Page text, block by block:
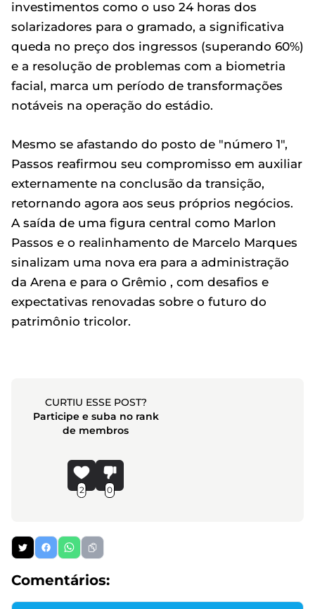
investimentos como o uso 24 horas dos
solarizadores para o gramado, a significativa
queda no preço dos ingressos (superando 60%)
e a resolução de problemas com a biometria
facial, marca um período de transformações
notáveis na operação do estádio.
Mesmo se afastando do posto de "número 1",
Passos reafirmou seu compromisso em auxiliar
externamente na conclusão da transição,
retornando agora aos seus próprios negócios.
A saída de uma figura central como Marlon
Passos e o realinhamento de Marcelo Marques
sinalizam uma nova era para a administração
da Arena e para o Grêmio , com desafios e
expectativas renovadas sobre o futuro do
patrimônio tricolor.
CURTIU ESSE POST?
Participe e suba no rank
de membros
2 0
Comentários: